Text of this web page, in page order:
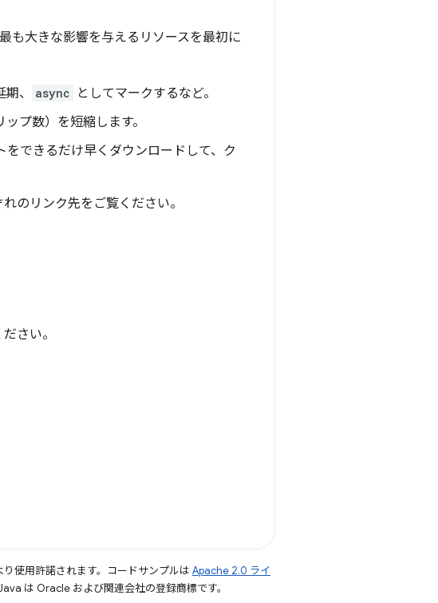
も大きな影響を与えるリソースを最初に
、 async
としてマークするなど。
プ数）を短縮します。
できるだけ早くダウンロードして、ク
のリンク先をご覧ください。
さい。
り使用許諾されます。コードサンプルは Apache 2.0 ライ
は Oracle および関連会社の登録商標です。